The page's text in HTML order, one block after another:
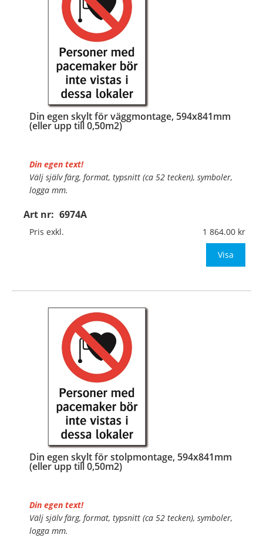
Din egen skylt för väggmontage, 594x841mm
(eller upp till 0,50m2)
Art nr: 6974A
Din egen text!
Välj själv färg, format, typsnitt (ca 52 tecken), symboler,
logga mm.
Material:Plan aluminium, 0,7mm (väggmontage)
Mått:594x841mm (eller annat mått upp till 0,50m²)
Pris exkl. 1 864.00
Visa
Din egen skylt för stolpmontage, 594x841mm
(eller upp till 0,50m2)
Din egen text!
Välj själv färg, format, typsnitt (ca 52 tecken), symboler,
logga mm.